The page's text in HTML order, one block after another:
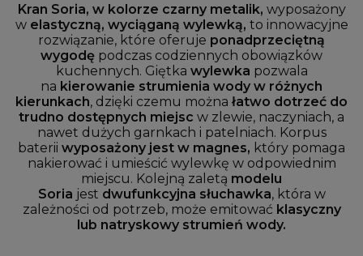
Kran Soria, w kolorze czarny metalik, wyposażony
welastyczną, wyciąganą wylewką, to innowacyjne
rozwiązanie, które oferuje ponadprzeciętną
wygodę podczas codziennych obowiązków
kuchennych. Giętka wylewka pozwala
na kierowanie strumienia wody w różnych
kierunkach, dzięki czemu można łatwo dotrzeć do
trudno dostępnych miejsc w zlewie, naczyniach, a
nawet dużych garnkach i patelniach. Korpus
baterii wyposażony jest w magnes, który pomaga
nakierować i umieścić wylewkę w odpowiednim
miejscu. Kolejną zaletą modelu
Soria jest dwufunkcyjna słuchawka, która w
zależności od potrzeb, może emitować klasyczny
lub natryskowy strumień wody.